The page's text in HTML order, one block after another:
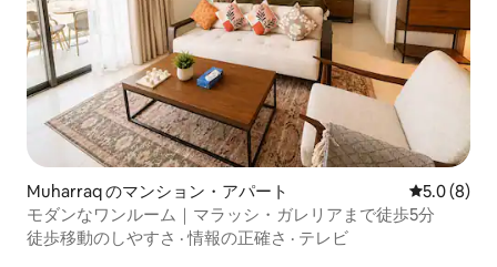
Muharraq のマンション・アパート レビュー8
5.0 (8)
モダンなワンルーム｜マラッシ・ガレリアまで徒歩5分
徒歩移動のしやすさ ·情報の正確さ · テレビ